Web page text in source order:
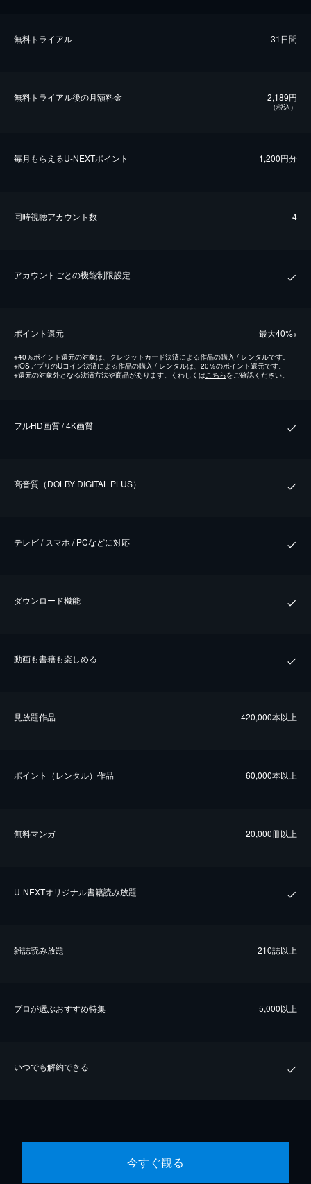
無料トライアル 31日間
無料トライアル後の⽉額料金 2,189円
（税込）
毎⽉もらえるU-NEXTポイント 1,200円分
同時視聴アカウント数 4
アカウントごとの機能制限設定
ポイント還元 最⼤40%※
※40％ポイント還元の対象は、クレジットカード決済による作品の購入 / レンタルです。
※iOSアプリのUコイン決済による作品の購入 / レンタルは、20％のポイント還元です。
※還元の対象外となる決済方法や商品があります。くわしくはこちらをご確認ください。
フルHD画質 / 4K画質
⾼⾳質（DOLBY DIGITAL PLUS）
テレビ / スマホ / PCなどに対応
ダウンロード機能
動画も書籍も楽しめる
⾒放題作品 420,000本以上
ポイント（レンタル）作品 60,000本以上
無料マンガ 20,000冊以上
U-NEXTオリジナル書籍読み放題
雑誌読み放題 210誌以上
プロが選ぶおすすめ特集 5,000以上
いつでも解約できる
今すぐ観る